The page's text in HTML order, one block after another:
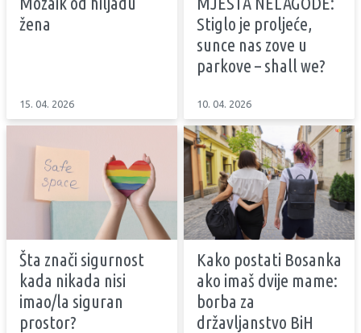
žena
15. 04. 2026
Stiglo je proljeće,
sunce nas zove u
parkove – shall we?
10. 04. 2026
Šta znači sigurnost
kada nikada nisi
imao/la siguran
prostor?
Kako postati Bosanka
ako imaš dvije mame:
borba za
državljanstvo BiH